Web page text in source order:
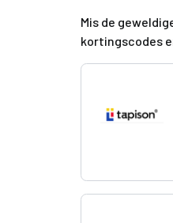
Mis de
kortingscodes